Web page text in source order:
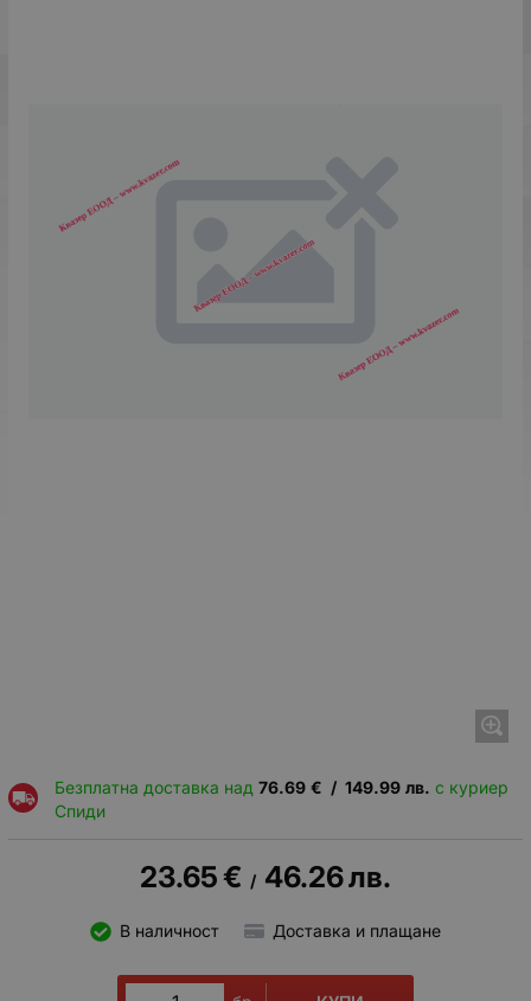
Безплатна доставка над 76.69 € / 149.99 лв. с куриер
Спиди
23.65€ / 46.26лв.
В наличност Доставка и плащане